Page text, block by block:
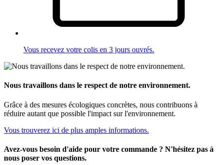
Vous recevez votre colis en 3 jours ouvrés.
Nous travaillons dans le respect de notre environnement.
Grâce à des mesures écologiques concrètes, nous contribuons à
réduire autant que possible l'impact sur l'environnement.
Vous trouverez ici de plus amples informations.
Avez-vous besoin d'aide pour votre commande ? N'hésitez pas à
nous poser vos questions.